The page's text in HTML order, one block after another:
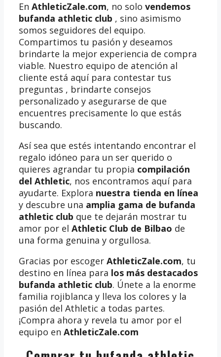
En AthleticZale.com, no solo vendemos
bufanda athletic club , sino asimismo
somos seguidores del equipo.
Compartimos tu pasión y deseamos
brindarte la mejor experiencia de compra
viable. Nuestro equipo de atención al
cliente está aquí para contestar tus
preguntas , brindarte consejos
personalizado y asegurarse de que
encuentres precisamente lo que estás
buscando.
Así sea que estés intentando encontrar el
regalo idóneo para un ser querido o
quieres agrandar tu propia compilación
del Athletic, nos encontramos aquí para
ayudarte. Explora nuestra tienda en línea
y descubre una amplia gama de bufanda
athletic club que te dejarán mostrar tu
amor por el Athletic Club de Bilbao de
una forma genuina y orgullosa.
Gracias por escoger AthleticZale.com, tu
destino en línea para los más destacados
bufanda athletic club. Únete a la enorme
familia rojiblanca y lleva los colores y la
pasión del Athletic a todas partes.
¡Compra ahora y revela tu amor por el
equipo en AthleticZale.com